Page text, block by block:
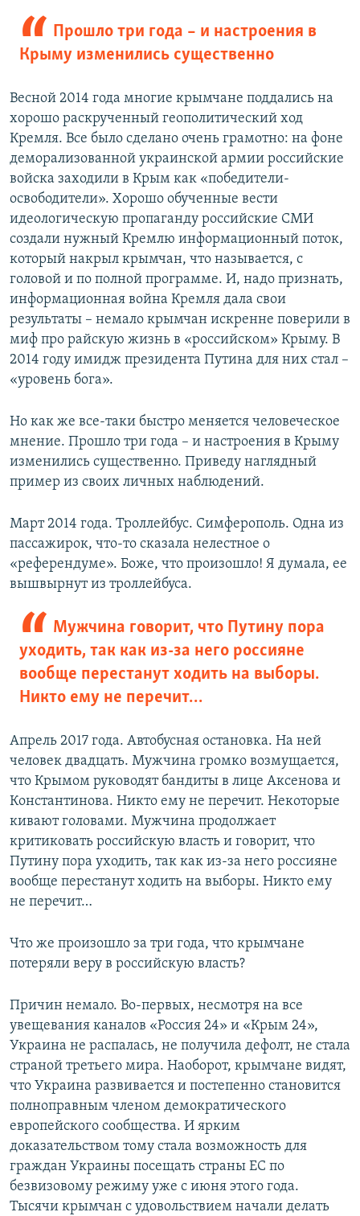
Прошло три года – и настроения в
Крыму изменились существенно
Весной 2014 года многие крымчане поддались на
хорошо раскрученный геополитический ход
Кремля. Все было сделано очень грамотно: на фоне
деморализованной украинской армии российские
войска заходили в Крым как «победители-
освободители». Хорошо обученные вести
идеологическую пропаганду российские СМИ
создали нужный Кремлю информационный поток,
который накрыл крымчан, что называется, с
головой и по полной программе. И, надо признать,
информационная война Кремля дала свои
результаты – немало крымчан искренне поверили в
миф про райскую жизнь в «российском» Крыму. В
2014 году имидж президента Путина для них стал –
«уровень бога».
Но как же все-таки быстро меняется человеческое
мнение. Прошло три года – и настроения в Крыму
изменились существенно. Приведу наглядный
пример из своих личных наблюдений.
Март 2014 года. Троллейбус. Симферополь. Одна из
пассажирок, что-то сказала нелестное о
«референдуме». Боже, что произошло! Я думала, ее
вышвырнут из троллейбуса.
Мужчина говорит, что Путину пора
уходить, так как из-за него россияне
вообще перестанут ходить на выборы.
Никто ему не перечит…
Апрель 2017 года. Автобусная остановка. На ней
человек двадцать. Мужчина громко возмущается,
что Крымом руководят бандиты в лице Аксенова и
Константинова. Никто ему не перечит. Некоторые
кивают головами. Мужчина продолжает
критиковать российскую власть и говорит, что
Путину пора уходить, так как из-за него россияне
вообще перестанут ходить на выборы. Никто ему
не перечит…
Что же произошло за три года, что крымчане
потеряли веру в российскую власть?
Причин немало. Во-первых, несмотря на все
увещевания каналов «Россия 24» и «Крым 24»,
Украина не распалась, не получила дефолт, не стала
страной третьего мира. Наоборот, крымчане видят,
что Украина развивается и постепенно становится
полноправным членом демократического
европейского сообщества. И ярким
доказательством тому стала возможность для
граждан Украины посещать страны ЕС по
безвизовому режиму уже с июня этого года.
Тысячи крымчан с удовольствием начали делать